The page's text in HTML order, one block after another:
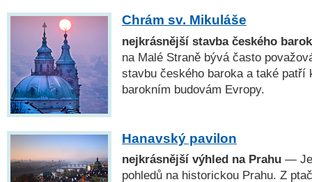
Chrám sv. Mikuláše
nejkrásnější stavba českého
na Malé Straně bývá často
stavbu českého baroka a také patří
barokním budovám Evropy.
Hanavský pavilon
nejkrásnější výhled na Prahu —
pohledů na historickou Prahu. Z